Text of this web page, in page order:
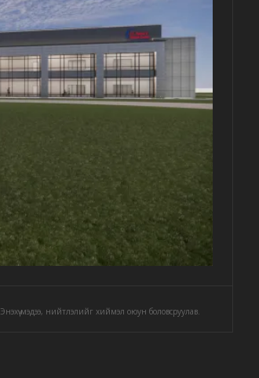
Энэхүү мэдээ, нийтлэлийг хиймэл оюун боловсруулав.